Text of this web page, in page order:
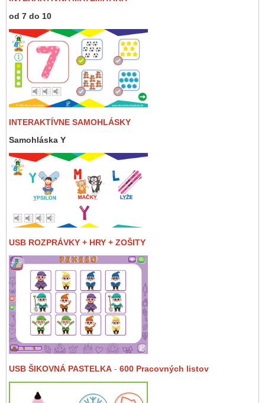
od 7 do 10
INTERAKTÍVNE SAMOHLÁSKY
Samohláska Y
USB ROZPRÁVKY + HRY + ZOŠITY
USB ŠIKOVNÁ PASTELKA - 600 Pracovných listov